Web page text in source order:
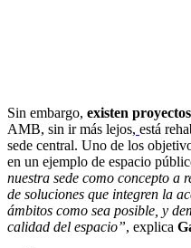
Sin embargo, existen
AMB, sin ir más lejos, está
sede central. Uno de los
en un ejemplo de espacio
nuestra sede como concepto a
de soluciones que integren la
ámbitos como sea posible, y
calidad del espacio”, explica